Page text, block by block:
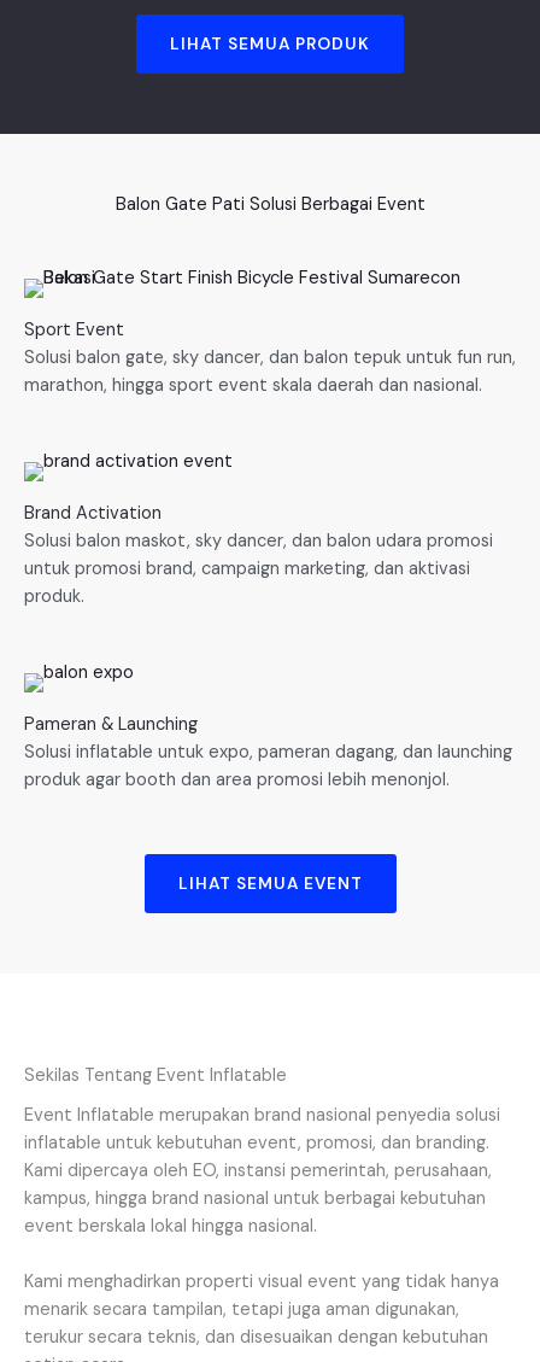
LIHAT SEMUA PRODUK
Balon Gate Pati Solusi Berbagai Event
Sport Event
Solusi balon gate, sky dancer, dan balon tepuk untuk fun run,
marathon, hingga sport event skala daerah dan nasional.
Brand Activation
Solusi balon maskot, sky dancer, dan balon udara promosi
untuk promosi brand, campaign marketing, dan aktivasi
produk.
Pameran & Launching
Solusi inflatable untuk expo, pameran dagang, dan launching
produk agar booth dan area promosi lebih menonjol.
LIHAT SEMUA EVENT
Sekilas Tentang Event Inflatable
Event Inflatable merupakan brand nasional penyedia solusi
inflatable untuk kebutuhan event, promosi, dan branding.
Kami dipercaya oleh EO, instansi pemerintah, perusahaan,
kampus, hingga brand nasional untuk berbagai kebutuhan
event berskala lokal hingga nasional.
Kami menghadirkan properti visual event yang tidak hanya
menarik secara tampilan, tetapi juga aman digunakan,
terukur secara teknis, dan disesuaikan dengan kebutuhan